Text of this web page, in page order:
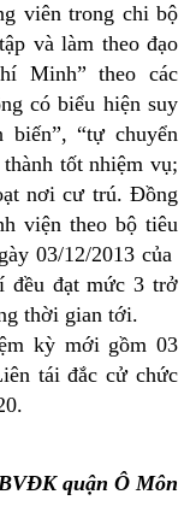
viên trong chi bộ
và làm theo đạo
Minh” theo các
có biểu hiện suy
biến”, “tự chuyển
tốt nhiệm vụ;
nơi cư trú. Đồng
viện theo bộ tiêu
03/12/2013 của
đều đạt mức 3 trở
thời gian tới.
kỳ mới gồm 03
tái đắc cử chức
quận Ô Môn